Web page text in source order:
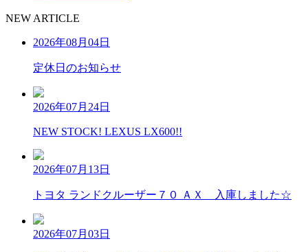
NEW ARTICLE
2026年08月04日
定休日のお知らせ
2026年07月24日
NEW STOCK! LEXUS LX600!!
2026年07月13日
トヨタ ランドクルーザー７０ ＡＸ 入庫しました☆
2026年07月03日